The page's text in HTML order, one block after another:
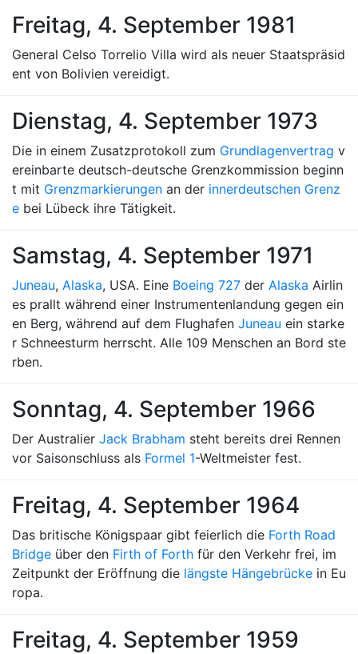
Freitag, 4. September 1981
General Celso Torrelio Villa wird als neuer Staatspräsid
ent von Bolivien vereidigt.
Dienstag, 4. September 1973
Die in einem Zusatzprotokoll zum Grundlagenvertrag v
ereinbarte deutsch-deutsche Grenzkommission beginn
t mit Grenzmarkierungen an der innerdeutschen Grenz
e bei Lübeck ihre Tätigkeit.
Samstag, 4. September 1971
Juneau, Alaska, USA. Eine Boeing 727 der Alaska Airlin
es prallt während einer Instrumentenlandung gegen ein
en Berg, während auf dem Flughafen Juneau ein starke
r Schneesturm herrscht. Alle 109 Menschen an Bord ste
rben.
Sonntag, 4. September 1966
Der Australier Jack Brabham steht bereits drei Rennen
vor Saisonschluss als Formel 1-Weltmeister fest.
Freitag, 4. September 1964
Das britische Königspaar gibt feierlich die Forth Road
Bridge über den Firth of Forth für den Verkehr frei, im
Zeitpunkt der Eröffnung die längste Hängebrücke in Eu
ropa.
Freitag, 4. September 1959